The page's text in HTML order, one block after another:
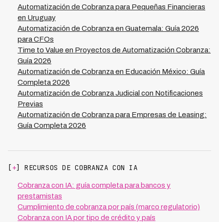
Automatización de Cobranza para Pequeñas Financieras
en Uruguay
Automatización de Cobranza en Guatemala: Guía 2026
para CFOs
Time to Value en Proyectos de Automatización Cobranza:
Guía 2026
Automatización de Cobranza en Educación México: Guía
Completa 2026
Automatización de Cobranza Judicial con Notificaciones
Previas
Automatización de Cobranza para Empresas de Leasing:
Guía Completa 2026
[+] RECURSOS DE COBRANZA CON IA
Cobranza con IA: guía completa para bancos y
prestamistas
Cumplimiento de cobranza por país (marco regulatorio)
Cobranza con IA por tipo de crédito y país